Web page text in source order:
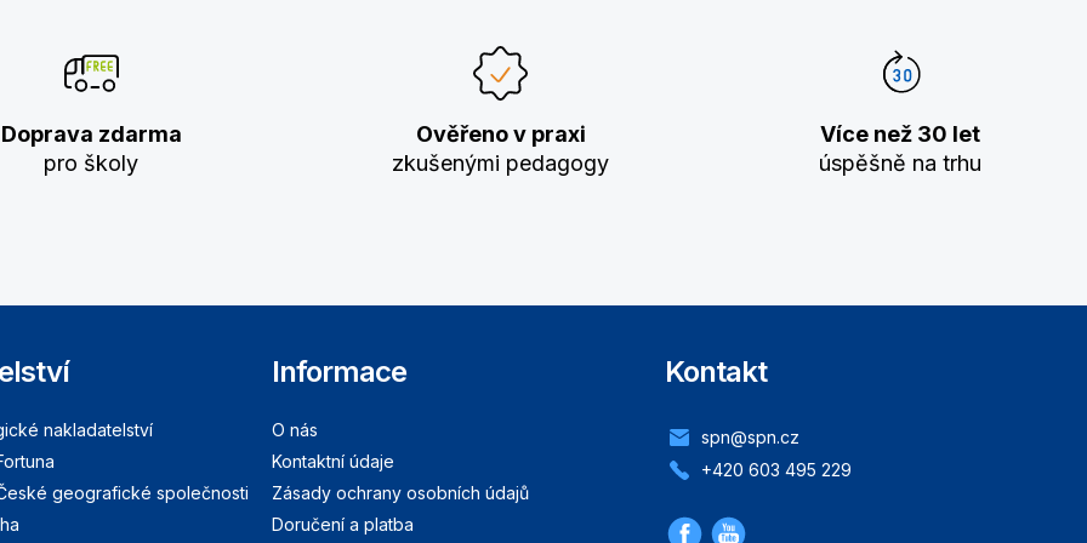
Doprava zdarma
pro školy
Ověřeno v praxi
zkušenými pedagogy
Více než 30 let
úspěšně na trhu
nakladatelství
geografické společnosti
Informace
O nás
Kontaktní údaje
Zásady ochrany osobních údajů
Doručení a platba
Kontakt
spn@spn.cz
+420 603 495 229